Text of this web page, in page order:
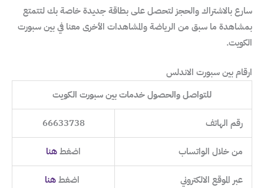
سارع بالاشتراك والحجز لتحصل على بطاقة جديدة خاصة بك لتتمتع
بمشاهدة ما سبق من الرياضة والمشاهدات الأخرى معنا في بين سبورت
الكويت.
ارقام بين سبورت الاندلس
للتواصل والحصول خدمات بين سبورت الكويت
رقم الهاتف 66633738
من خلال الواتساب اضغطهنا
عبر الموقع الالكتروني اضغطهنا